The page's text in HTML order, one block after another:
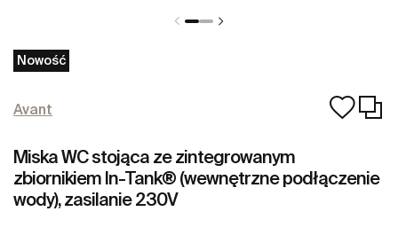
Nowość
Avant
Miska WC stojąca ze zintegrowanym
zbiornikiem In-Tank® (wewnętrzne podłączenie
wody), zasilanie 230V